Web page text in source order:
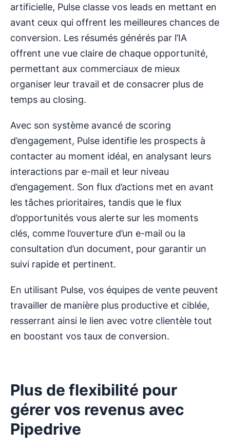
artificielle, Pulse classe vos leads en mettant en
avant ceux qui offrent les meilleures chances de
conversion. Les résumés générés par l’IA
offrent une vue claire de chaque opportunité,
permettant aux commerciaux de mieux
organiser leur travail et de consacrer plus de
temps au closing.
Avec son système avancé de scoring
d’engagement, Pulse identifie les prospects à
contacter au moment idéal, en analysant leurs
interactions par e-mail et leur niveau
d’engagement. Son flux d’actions met en avant
les tâches prioritaires, tandis que le flux
d’opportunités vous alerte sur les moments
clés, comme l’ouverture d’un e-mail ou la
consultation d’un document, pour garantir un
suivi rapide et pertinent.
En utilisant Pulse, vos équipes de vente peuvent
travailler de manière plus productive et ciblée,
resserrant ainsi le lien avec votre clientèle tout
en boostant vos taux de conversion.
Plus de flexibilité pour
gérer vos revenus avec
Pipedrive